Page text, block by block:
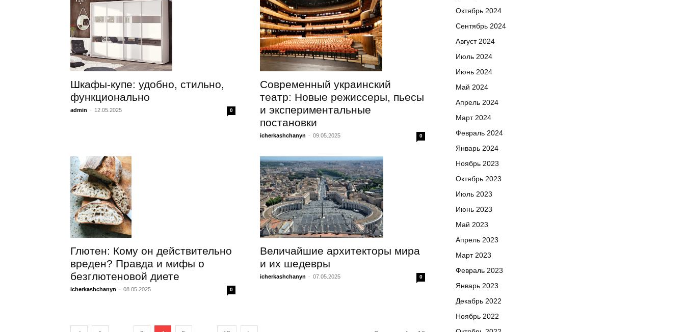
Шкафы-купе: удобно, стильно,
функционально
admin - 12.05.2025 0
Современный украинский
театр: Новые режиссеры, пьесы
и экспериментальные
постановки
icherkashchanyn - 09.05.2025 0
Глютен: Кому он действительно
вреден? Правда и мифы о
безглютеновой диете
icherkashchanyn - 08.05.2025 0
Величайшие архитекторы мира
и их шедевры
icherkashchanyn - 07.05.2025 0
Октябрь 2024
Сентябрь 2024
Август 2024
Июль 2024
Июнь 2024
Май 2024
Апрель 2024
Март 2024
Февраль 2024
Январь 2024
Ноябрь 2023
Октябрь 2023
Июль 2023
Июнь 2023
Май 2023
Апрель 2023
Март 2023
Февраль 2023
Январь 2023
Декабрь 2022
Ноябрь 2022